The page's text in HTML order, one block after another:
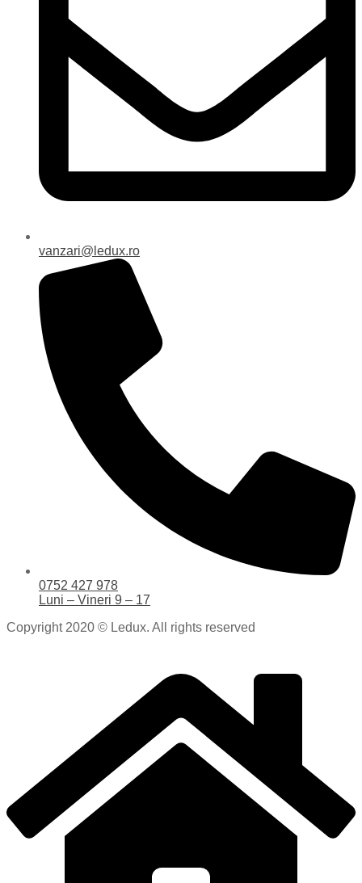
vanzari@ledux.ro
0752 427 978
Luni – Vineri 9 – 17
Copyright 2020 © Ledux. All rights reserved